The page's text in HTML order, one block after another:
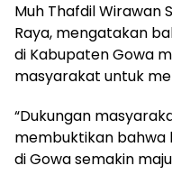
Muh Thafdil Wirawan
Raya, mengatakan
di Kabupaten Gowa
masyarakat untuk
“Dukungan
membuktikan bahwa
di Gowa semakin